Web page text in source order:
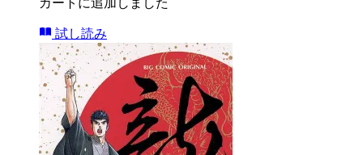
カートに追加しました
試し読み